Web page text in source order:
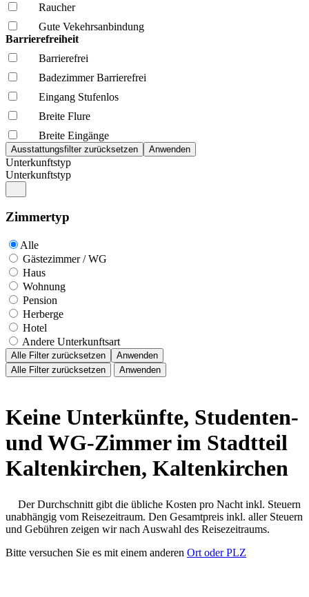
Raucher
Gute Vekehrsanbindung
Barrierefreiheit
Barrierefrei
Badezimmer Barrierefrei
Eingang Stufenlos
Breite Flure
Breite Eingänge
Unterkunftstyp
Unterkunftstyp
Zimmertyp
Alle
Gästezimmer / WG
Haus
Wohnung
Pension
Herberge
Hotel
Andere Unterkunftsart
Alle Filter zurücksetzen
Anwenden
Alle Filter zurücksetzen
Anwenden
Keine Unterkünfte, Studenten-
und WG-Zimmer im Stadtteil
Kaltenkirchen, Kaltenkirchen
Der Durchschnitt gibt die übliche Kosten pro Nacht inkl. Steuern
unabhängig vom Reisezeitraum. Den Gesamtpreis inkl. aller Steuern
und Gebühren zeigen wir nach Auswahl des Reisezeitraums.
Bitte versuchen Sie es mit einem anderen Ort oder PLZ